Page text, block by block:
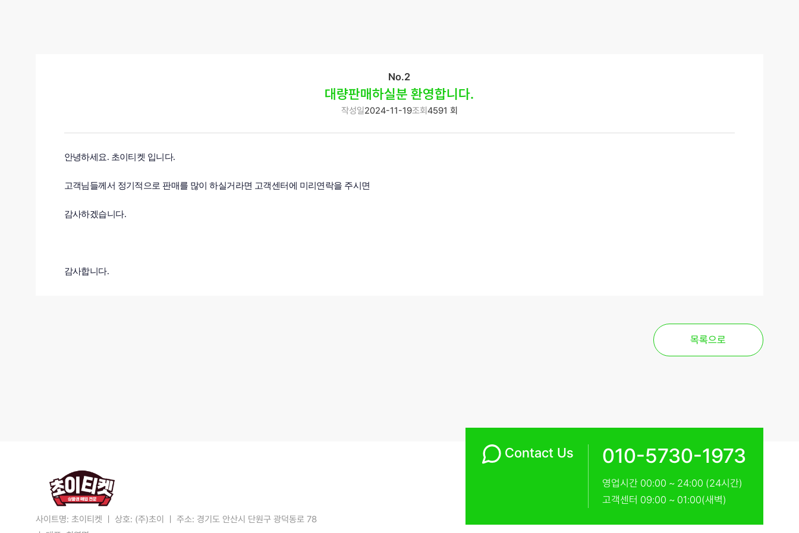
No.2
대량판매하실분 환영합니다.
작성일2024-11-19조회 4591 회
안녕하세요. 초이티켓 입니다.
고객님들께서 정기적으로 판매를 많이 하실거라면 고객센터에 미리연락을 주시면
감사하겠습니다.
감사합니다.
목록으로
사이트명: 초이티켓 ㅣ상호: (주)초이 ㅣ주소: 경기도 안산시 단원구 광덕동로 78
Contact Us 010-5730-1973
영업시간 00:00 ~ 24:00 (24시간)
고객센터 09:00 ~ 01:00(새벽)